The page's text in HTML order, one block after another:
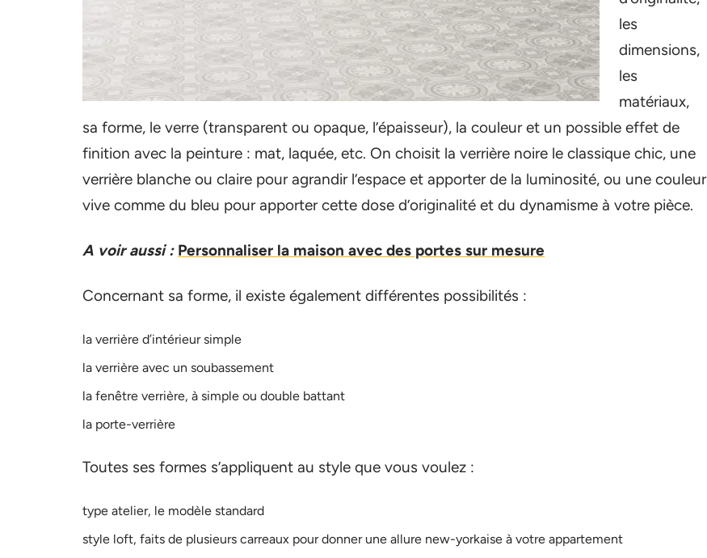
les
dimensions,
les
matériaux,
sa forme, le verre (transparent ou opaque, l’épaisseur), la couleur et un possible effet de
finition avec la peinture : mat, laquée, etc. On choisit la verrière noire le classique chic, une
verrière blanche ou claire pour agrandir l’espace et apporter de la luminosité, ou une couleur
vive comme du bleu pour apporter cette dose d’originalité et du dynamisme à votre pièce.
A voir aussi : Personnaliser la maison avec des portes sur mesure
Concernant sa forme, il existe également différentes possibilités :
la verrière d’intérieur simple
la verrière avec un soubassement
la fenêtre verrière, à simple ou double battant
la porte-verrière
Toutes ses formes s’appliquent au style que vous voulez :
type atelier, le modèle standard
style loft, faits de plusieurs carreaux pour donner une allure new-yorkaise à votre appartement